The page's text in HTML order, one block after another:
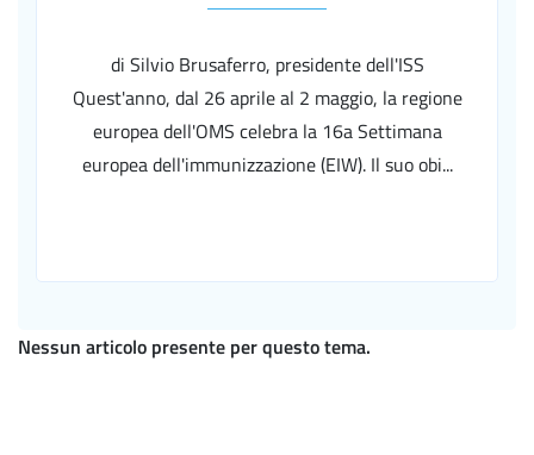
di Silvio Brusaferro, presidente dell'ISS
Quest'anno, dal 26 aprile al 2 maggio, la regione
europea dell'OMS celebra la 16a Settimana
europea dell'immunizzazione (EIW). Il suo obi...
Nessun articolo presente per questo tema.